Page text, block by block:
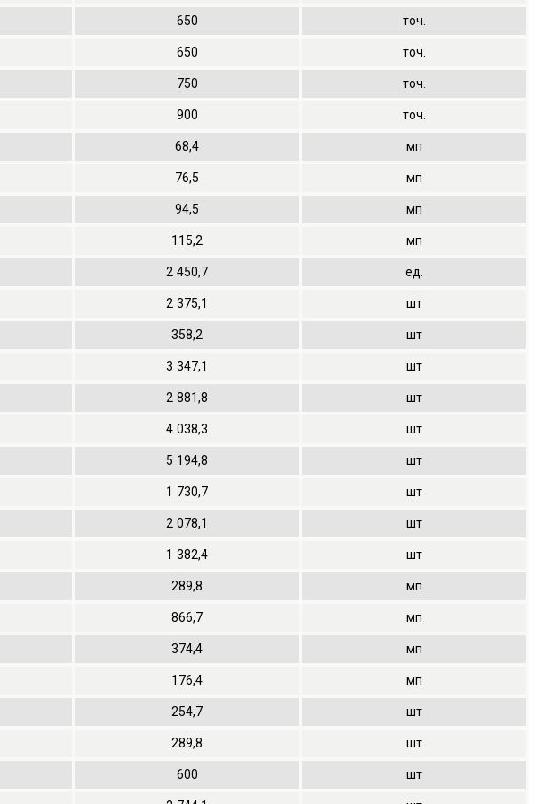
650 точ.
650 точ.
750 точ.
900 точ.
68,4 мп
76,5 мп
94,5 мп
115,2 мп
2 450,7 ед.
2 375,1 шт
358,2 шт
3 347,1 шт
2 881,8 шт
4 038,3 шт
5 194,8 шт
1 730,7 шт
2 078,1 шт
1 382,4 шт
289,8 мп
866,7 мп
374,4 мп
176,4 мп
254,7 шт
289,8 шт
600 шт